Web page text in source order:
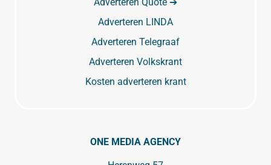
Adverteren Quote ➔
Adverteren LINDA
Adverteren Telegraaf
Adverteren Volkskrant
Kosten adverteren krant
ONE MEDIA AGENCY